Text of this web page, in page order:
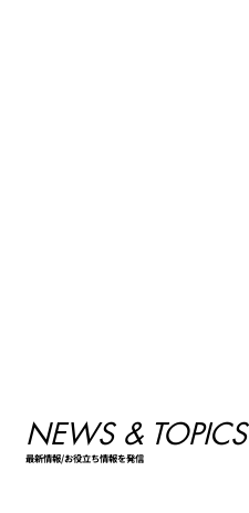
​NEWS & TOPICS
最新情報/お役立ち情報を発信